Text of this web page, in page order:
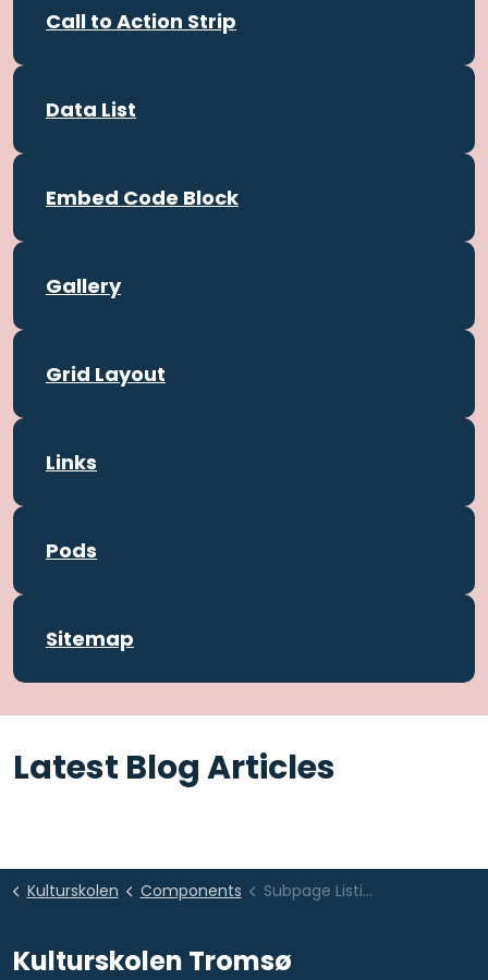
Call to Action Strip
Data List
Embed Code Block
Gallery
Grid Layout
Links
Pods
Sitemap
Latest Blog Articles
Kulturskolen Components Subpage Listing
Kulturskolen Tromsø